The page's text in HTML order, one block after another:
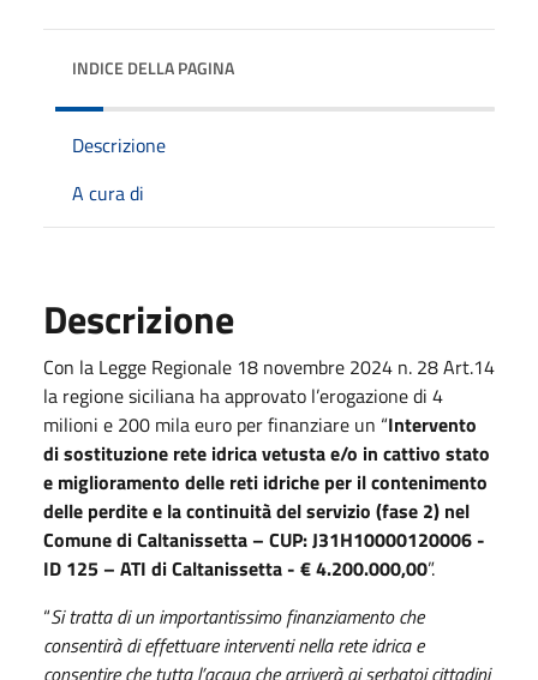
INDICE DELLA PAGINA
Descrizione
A cura di
Descrizione
Con la Legge Regionale 18 novembre 2024 n. 28 Art.14
la regione siciliana ha approvato l’erogazione di 4
milioni e 200 mila euro per finanziare un “Intervento
di sostituzione rete idrica vetusta e/o in cattivo stato
e miglioramento delle reti idriche per il contenimento
delle perdite e la continuità del servizio (fase 2) nel
Comune di Caltanissetta – CUP: J31H10000120006 -
ID 125 – ATI di Caltanissetta - € 4.200.000,00”.
“Si tratta di un importantissimo finanziamento che
consentirà di effettuare interventi nella rete idrica e
consentire che tutta l’acqua che arriverà ai serbatoi cittadini